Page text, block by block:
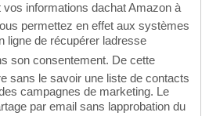
informations dachat Amazon à
permettez en effet aux systèmes
de récupérer ladresse
son consentement. De cette
sans le savoir une liste de contacts
campagnes de marketing. Le
par email sans lapprobation du